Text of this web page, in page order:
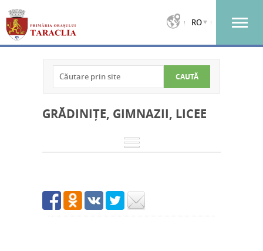
RO
GRĂDINIȚE, GIMNAZII, LICEE